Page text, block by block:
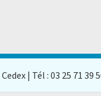
| Tél : 03 25 71 39